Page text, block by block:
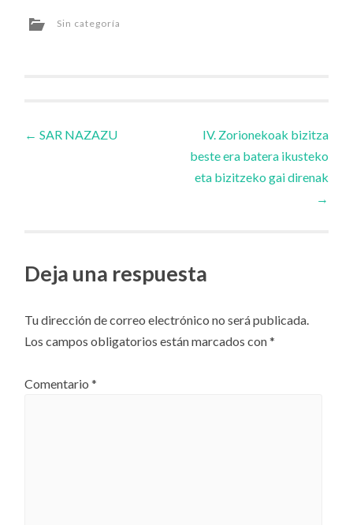
Sin categoría
Navegador
← SAR NAZAZU
IV. Zorionekoak bizitza
beste era batera ikusteko
eta bizitzeko gai direnak
→
Deja una respuesta
Tu dirección de correo electrónico no será publicada.
Los campos obligatorios están marcados con*
Comentario*